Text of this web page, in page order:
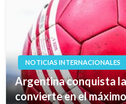
NOTICIAS INTERNACIONALES
Argentina conquista
convierte en el